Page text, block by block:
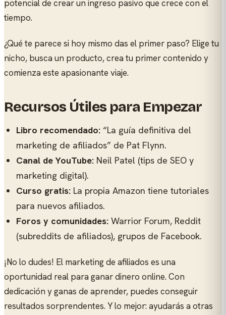
potencial de crear un ingreso pasivo que crece con el
tiempo.
¿Qué te parece si hoy mismo das el primer paso? Elige tu
nicho, busca un producto, crea tu primer contenido y
comienza este apasionante viaje.
Recursos Útiles para Empezar
Libro recomendado: “La guía definitiva del
marketing de afiliados” de Pat Flynn.
Canal de YouTube: Neil Patel (tips de SEO y
marketing digital).
Curso gratis: La propia Amazon tiene tutoriales
para nuevos afiliados.
Foros y comunidades: Warrior Forum, Reddit
(subreddits de afiliados), grupos de Facebook.
¡No lo dudes! El marketing de afiliados es una
oportunidad real para ganar dinero online. Con
dedicación y ganas de aprender, puedes conseguir
resultados sorprendentes. Y lo mejor: ayudarás a otras